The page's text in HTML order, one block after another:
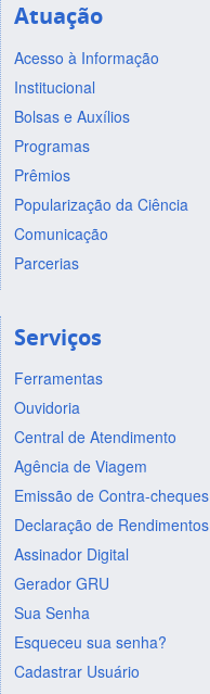
Atuação
Acesso à Informação
Institucional
Bolsas e Auxílios
Programas
Prêmios
Popularização da Ciência
Comunicação
Parcerias
Serviços
Ferramentas
Ouvidoria
Central de Atendimento
Agência de Viagem
Emissão de Contra-cheques
Declaração de Rendimentos
Assinador Digital
Gerador GRU
Sua Senha
Esqueceu sua senha?
Cadastrar Usuário